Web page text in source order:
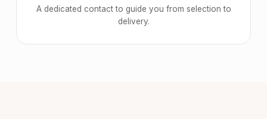
A dedicated contact to guide you from selection to
delivery.